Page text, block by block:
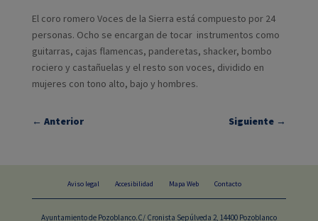
El coro romero Voces de la Sierra está compuesto por 24
personas. Ocho se encargan de tocar instrumentos como
guitarras, cajas flamencas, panderetas, shacker, bombo
rociero y castañuelas y el resto son voces, dividido en
mujeres con tono alto, bajo y hombres.
← Anterior Siguiente →
Aviso legal Accesibilidad Mapa Web Contacto
Ayuntamiento de Pozoblanco.C/ Cronista Sepúlveda 2, 14400 Pozoblanco